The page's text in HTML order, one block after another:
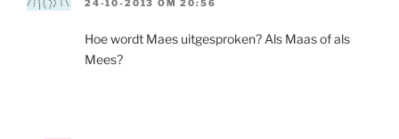
24-10-2013 OM 20:56
Hoe wordt Maes uitgesproken? Als Maas of als
Mees?